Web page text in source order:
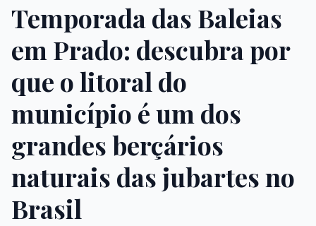
Temporada das Baleias
em Prado: descubra por
que o litoral do
município é um dos
grandes berçários
naturais das jubartes no
Brasil